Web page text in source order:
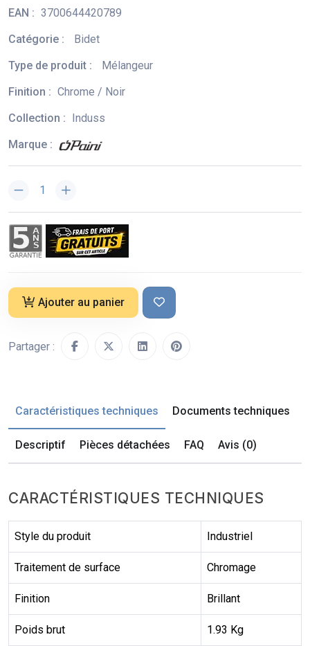
EAN : 3700644420789
Catégorie :
Bidet
Type de produit :
Mélangeur
Finition : Chrome / Noir
Collection :
Induss
Marque :
Ajouter au panier
Partager :
Caractéristiques techniques Documents techniques
Descriptif Pièces détachées FAQ Avis (0)
CARACTÉRISTIQUES TECHNIQUES
Style du produit Industriel
Traitement de surface Chromage
Finition Brillant
Poids brut 1.93 Kg